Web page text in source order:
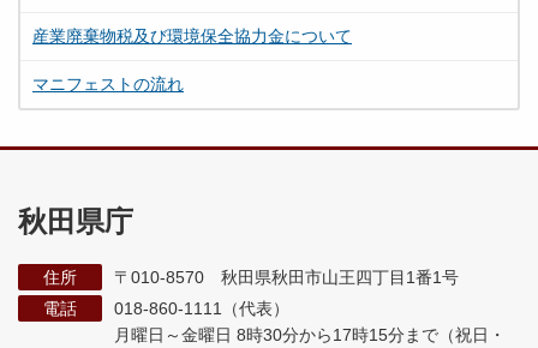
産業廃棄物税及び環境保全協力金について
マニフェストの流れ
秋田県庁
住所
〒010-8570 秋田県秋田市山王四丁目1番1号
電話
018-860-1111（代表）
月曜日～金曜日 8時30分から17時15分まで （祝日・